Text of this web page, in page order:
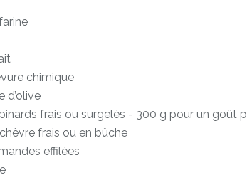
chimique
d’olive
frais ou surgelés - 300 g pour un goût
frais ou en bûche
effilées